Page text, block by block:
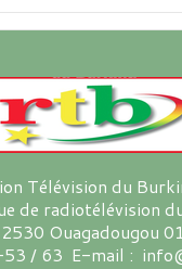
Télévision du
de radiotélévision
Ouagadougou
/ 63 E-mail :